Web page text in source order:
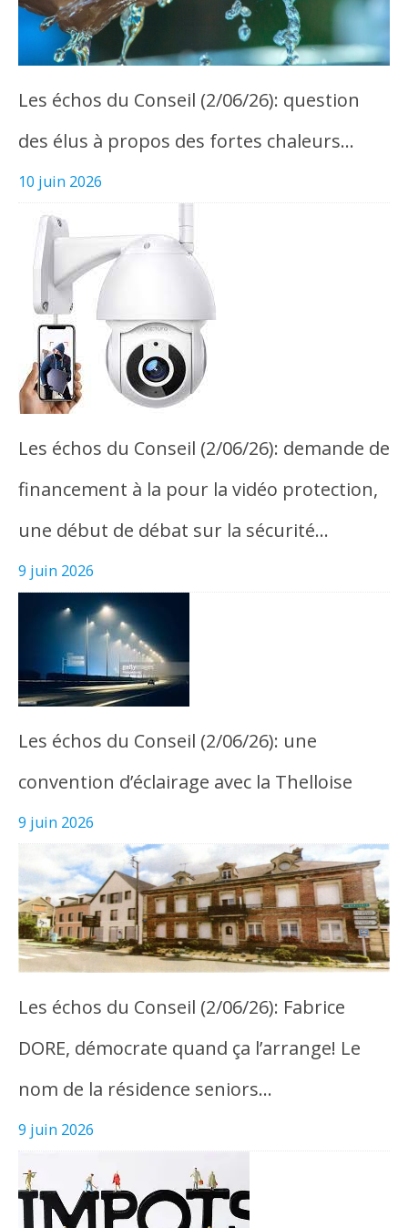
Les échos du Conseil (2/06/26): question
des élus à propos des fortes chaleurs…
10 juin 2026
Les échos du Conseil (2/06/26): demande de
financement à la pour la vidéo protection,
une début de débat sur la sécurité…
9 juin 2026
Les échos du Conseil (2/06/26): une
convention d’éclairage avec la Thelloise
9 juin 2026
Les échos du Conseil (2/06/26): Fabrice
DORE, démocrate quand ça l’arrange! Le
nom de la résidence seniors…
9 juin 2026